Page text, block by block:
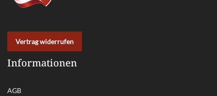
Vertrag widerrufen
Informationen
AGB